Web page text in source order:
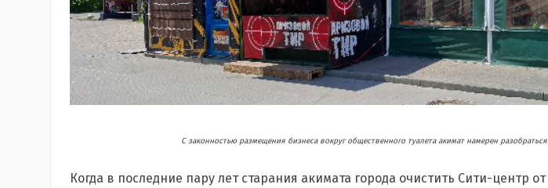
С законностью размещения бизнеса вокруг общественного туалета акимат намерен разобраться
Когда в последние пару лет старания акимата города очистить Сити-центр от